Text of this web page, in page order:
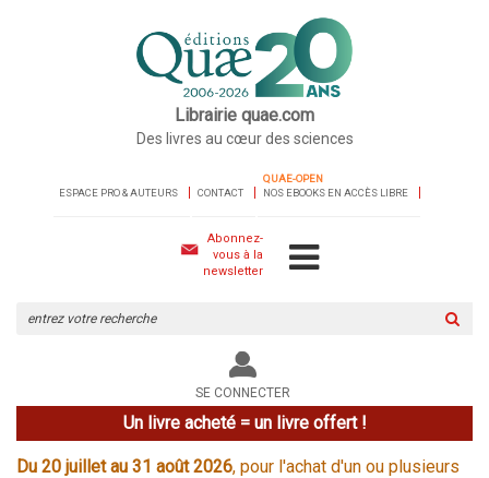
Librairie quae.com
Des livres au cœur des sciences
ESPACE PRO & AUTEURS CONTACT
QUAE-OPEN
NOS EBOOKS EN ACCÈS LIBRE
Abonnez-
vous à la
newsletter
le
site
SE CONNECTER
Un livre acheté = un livre offert !
Du 20 juillet au 31 août 2026, pour l'achat d'un ou plusieurs